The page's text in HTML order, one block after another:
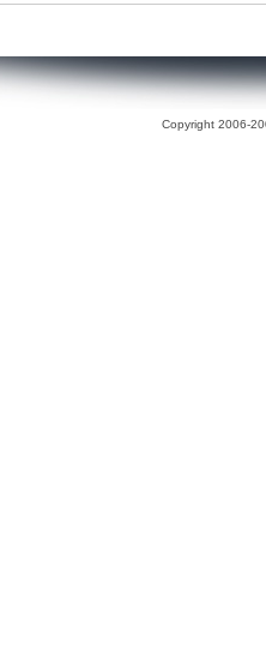
Copyright 2006-